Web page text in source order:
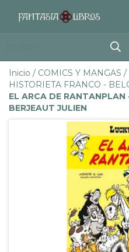
Inicio / COMICS Y MANGAS /
HISTORIETA FRANCO -
EL ARCA DE RANTANPLAN
BERJEAUT JULIEN